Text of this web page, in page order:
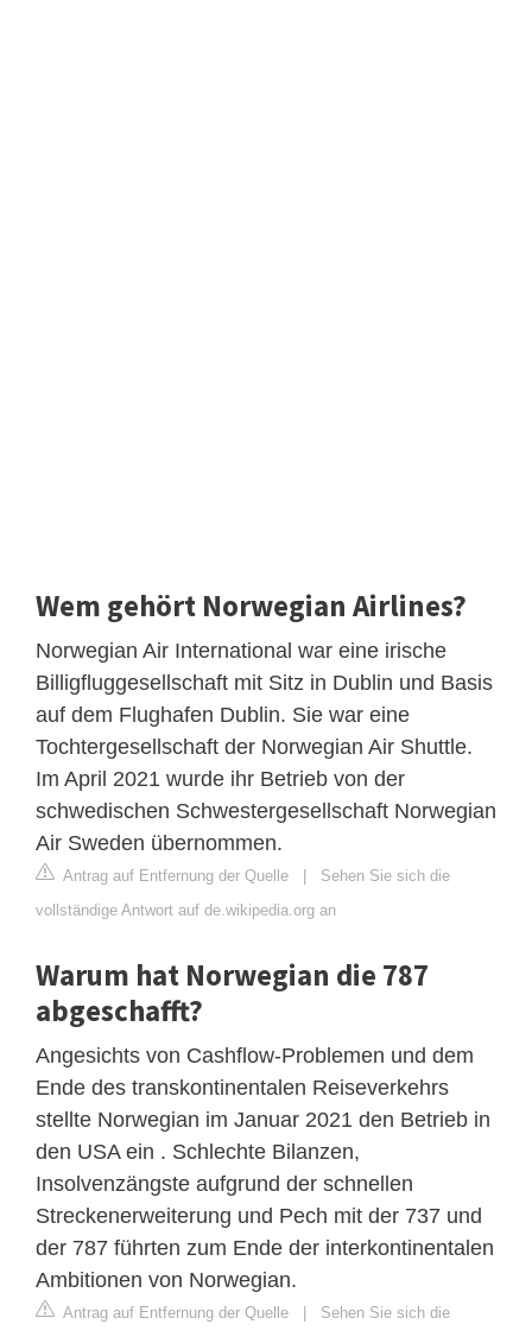
Wem gehört Norwegian Airlines?
Norwegian Air International war eine irische
Billigfluggesellschaft mit Sitz in Dublin und Basis
auf dem Flughafen Dublin. Sie war eine
Tochtergesellschaft der Norwegian Air Shuttle.
Im April 2021 wurde ihr Betrieb von der
schwedischen Schwestergesellschaft Norwegian
Air Sweden übernommen.
Antrag auf Entfernung der Quelle | Sehen Sie sich die
vollständige Antwort auf de.wikipedia.org an
Warum hat Norwegian die 787
abgeschafft?
Angesichts von Cashflow-Problemen und dem
Ende des transkontinentalen Reiseverkehrs
stellte Norwegian im Januar 2021 den Betrieb in
den USA ein . Schlechte Bilanzen,
Insolvenzängste aufgrund der schnellen
Streckenerweiterung und Pech mit der 737 und
der 787 führten zum Ende der interkontinentalen
Ambitionen von Norwegian.
Antrag auf Entfernung der Quelle | Sehen Sie sich die